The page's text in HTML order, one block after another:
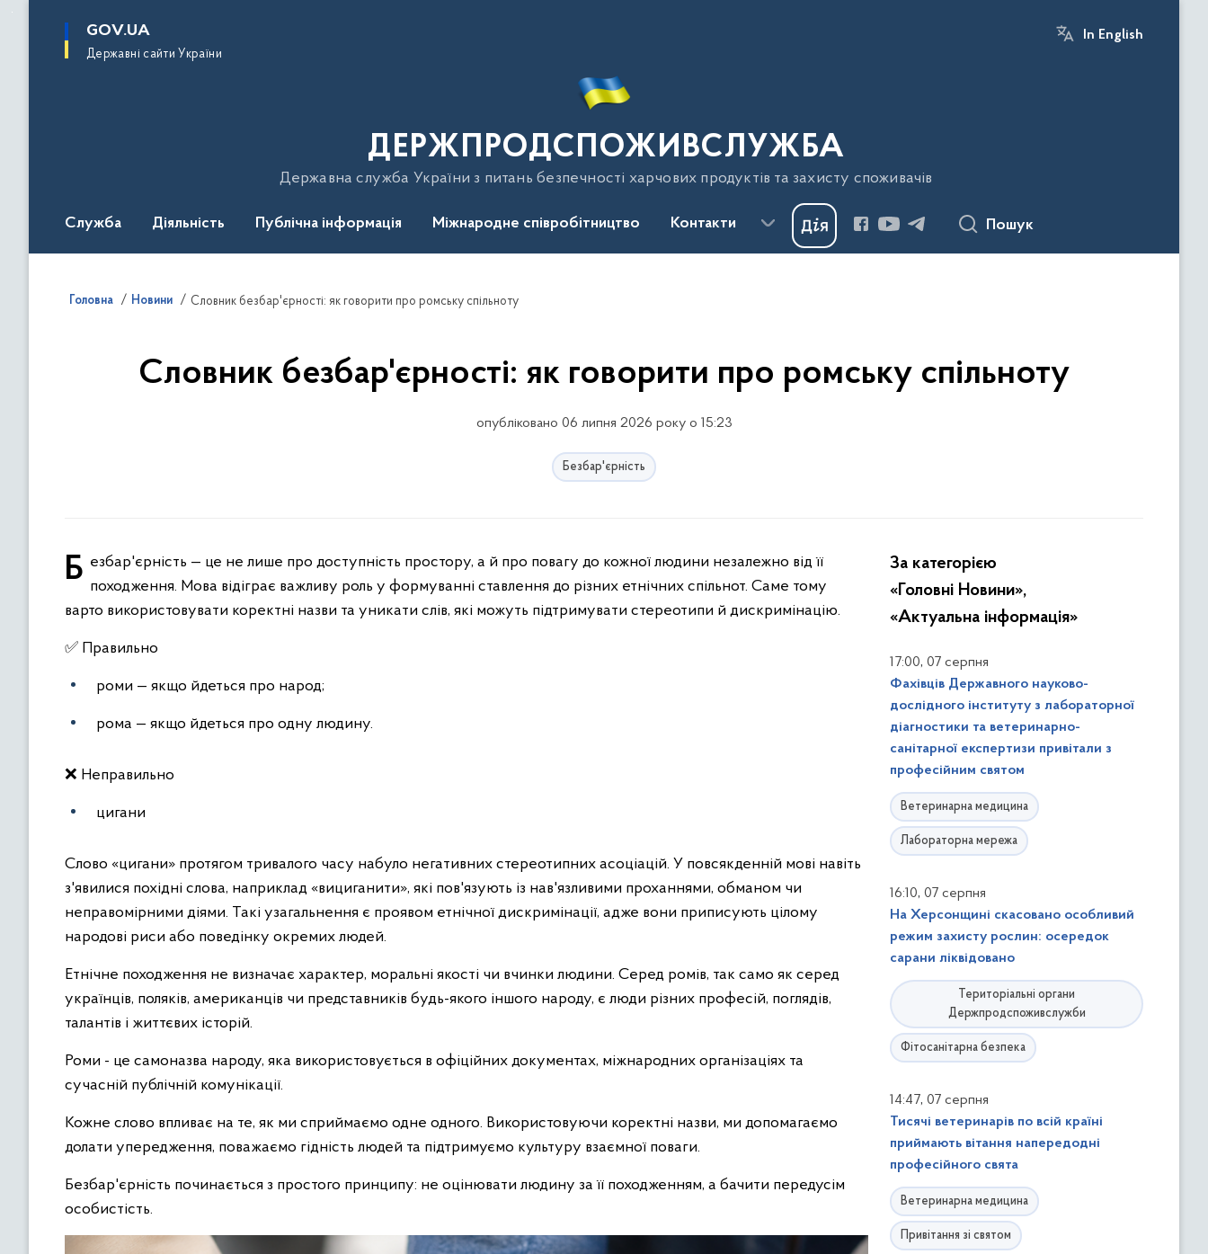
основного
GOV.UA
Державні сайти України
In English
ДЕРЖПРОДСПОЖИВСЛУЖБА
Державна служба України з питань безпечності харчових продуктів та захисту споживачів
Служба Діяльність Публічна інформація Міжнародне співробітництво Контакти Пошук
Головна Новини Словник безбар'єрності: як говорити про ромську спільноту
Словник безбар'єрності: як говорити про ромську спільноту
опубліковано 06 липня 2026 року о 15:23
Безбар'єрність
Безбар'єрність — це не лише про доступність простору, а й про повагу до кожної людини незалежно від її походження. Мова відіграє важливу роль у формуванні ставлення до різних етнічних спільнот. Саме тому
варто використовувати коректні назви та уникати слів, які можуть підтримувати стереотипи й дискримінацію.
✅ Правильно
роми — якщо йдеться про народ;
рома — якщо йдеться про одну людину.
❌ Неправильно
цигани
Слово «цигани» протягом тривалого часу набуло негативних стереотипних асоціацій. У повсякденній мові навіть
з'явилися похідні слова, наприклад «вициганити», які пов'язують із нав'язливими проханнями, обманом чи
неправомірними діями. Такі узагальнення є проявом етнічної дискримінації, адже вони приписують цілому
народові риси або поведінку окремих людей.
Етнічне походження не визначає характер, моральні якості чи вчинки людини. Серед ромів, так само як серед
українців, поляків, американців чи представників будь-якого іншого народу, є люди різних професій, поглядів,
талантів і життєвих історій.
Роми - це самоназва народу, яка використовується в офіційних документах, міжнародних організаціях та
сучасній публічній комунікації.
Кожне слово впливає на те, як ми сприймаємо одне одного. Використовуючи коректні назви, ми допомагаємо
долати упередження, поважаємо гідність людей та підтримуємо культуру взаємної поваги.
Безбар'єрність починається з простого принципу: не оцінювати людину за її походженням, а бачити передусім
особистість.
За категорією
«Головні Новини»,
«Актуальна інформація»
17:00, 07 серпня
Фахівців Державного науково-
дослідного інституту з лабораторної
діагностики та ветеринарно-
санітарної експертизи привітали з
професійним святом
Ветеринарна медицина
Лабораторна мережа
16:10, 07 серпня
На Херсонщині скасовано особливий
режим захисту рослин: осередок
сарани ліквідовано
Територіальні органи
Держпродспоживслужби
Фітосанітарна безпека
14:47, 07 серпня
Тисячі ветеринарів по всій країні
приймають вітання напередодні
професійного свята
Ветеринарна медицина
Привітання зі святом